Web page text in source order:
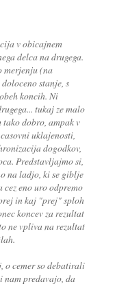
v obicajnem
delca na drugega.
merjenju (na
stanje, s
koncih. Ni
tukaj ze malo
dobro, ampak v
uklajenosti,
dogodkov,
Predstavljajmo si,
na ladjo, ki se giblje
cez eno uro odpremo
in kaj "prej" sploh
koncev za rezultat
ne vpliva na rezultat
o cemer so debatirali
nam predavajo, da